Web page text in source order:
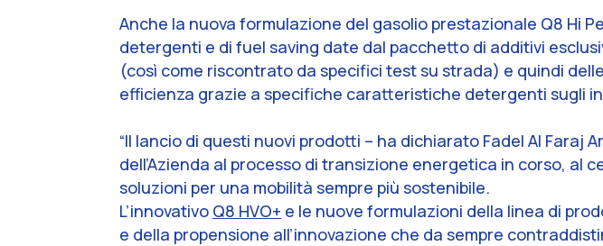
Anche la nuova formulazione del gasolio prestazionale Q8 Hi
detergenti e di fuel saving date dal pacchetto di additivi
(così come riscontrato da specifici test su strada) e quindi
efficienza grazie a specifiche caratteristiche detergenti sugli
“Il lancio di questi nuovi prodotti – ha dichiarato Fadel Al Faraj
dell’Azienda al processo di transizione energetica in corso,
soluzioni per una mobilità sempre più sostenibile.
L’innovativo Q8 HVO+ e le nuove formulazioni della linea di
e della propensione all’innovazione che da sempre